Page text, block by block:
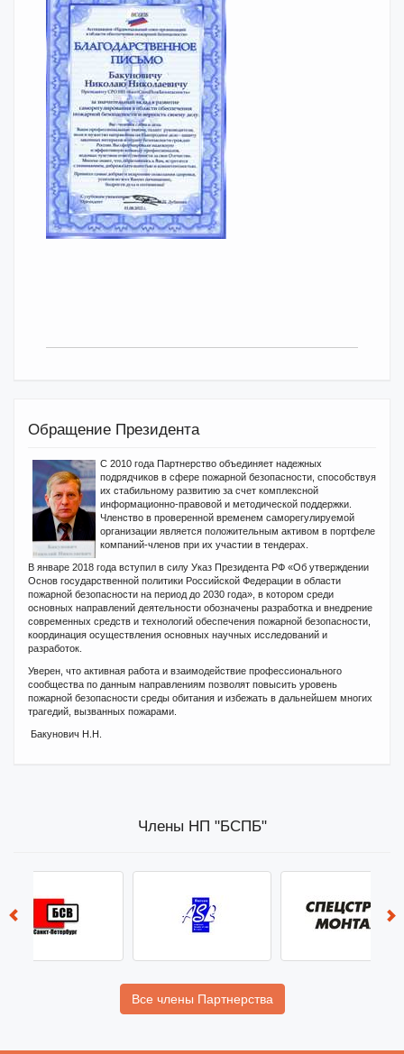
Обращение Президента
С 2010 года Партнерство объединяет надежных
подрядчиков в сфере пожарной безопасности, способствуя
их стабильному развитию за счет комплексной
информационно-правовой и методической поддержки.
Членство в проверенной временем саморегулируемой
организации является положительным активом в портфеле
компаний-членов при их участии в тендерах.
В январе 2018 года вступил в силу Указ Президента РФ «Об утверждении
Основ государственной политики Российской Федерации в области
пожарной безопасности на период до 2030 года», в котором среди
основных направлений деятельности обозначены разработка и внедрение
современных средств и технологий обеспечения пожарной безопасности,
координация осуществления основных научных исследований и
разработок.
Уверен, что активная работа и взаимодействие профессионального
сообщества по данным направлениям позволят повысить уровень
пожарной безопасности среды обитания и избежать в дальнейшем многих
трагедий, вызванных пожарами.
Бакунович Н.Н.
Члены НП "БСПБ"
Все члены Партнерства